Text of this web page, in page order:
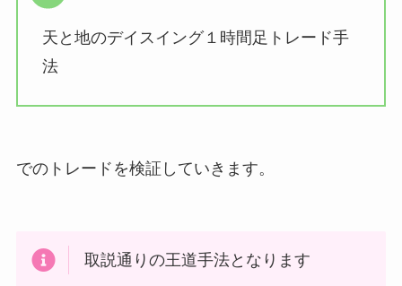
天と地のデイスイング１時間足トレード手
法
でのトレードを検証していきます。
取説通りの王道手法となります